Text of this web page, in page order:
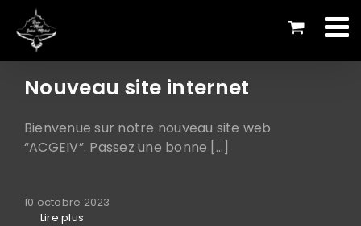
Passer
contenu
Nouveau site internet
Bienvenue sur notre nouveau site web
“ACGEIV”. Passez une bonne [...]
10 octobre 2023
Lire plus